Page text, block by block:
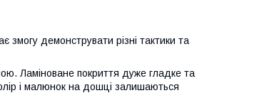
демонструвати різні тактики та
Ламіноване покриття дуже гладке та
і малюнок на дошці залишаються